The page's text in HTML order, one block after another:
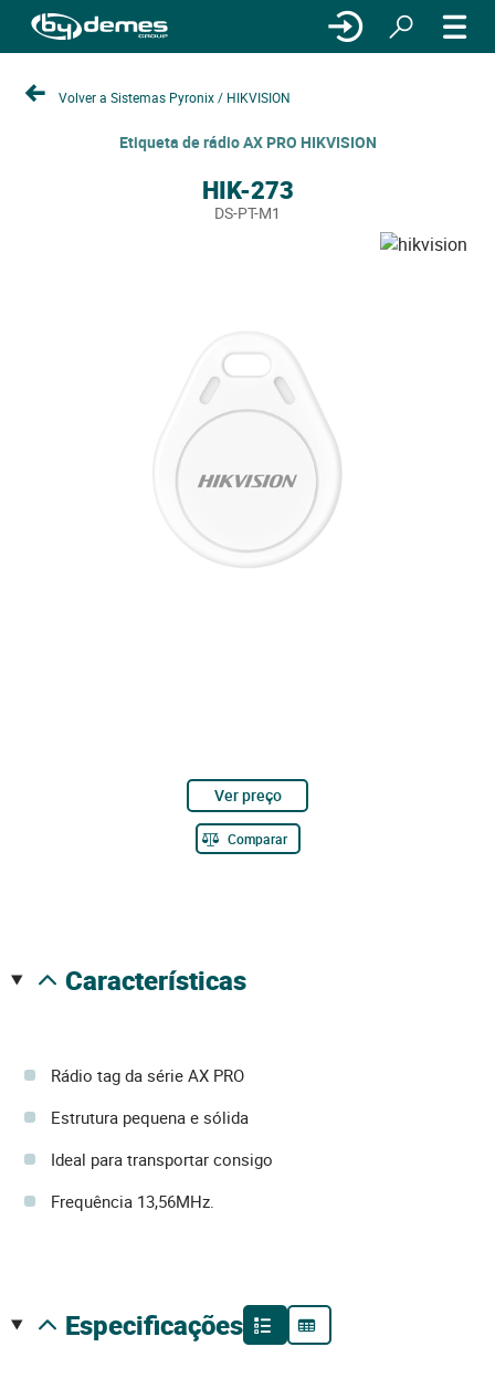
Volver a Sistemas Pyronix / HIKVISION
Etiqueta de rádio AX PRO HIKVISION
HIK-273
DS-PT-M1
Ver preço
Comparar
características
Rádio tag da série AX PRO
Estrutura pequena e sólida
Ideal para transportar consigo
Frequência 13,56MHz.
especificações